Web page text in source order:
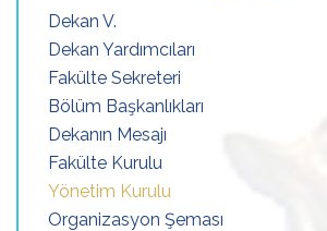
Dekan V.
Dekan Yardımcıları
Fakülte Sekreteri
Bölüm Başkanlıkları
Dekanın Mesajı
Fakülte Kurulu
Yönetim Kurulu
Organizasyon Şeması